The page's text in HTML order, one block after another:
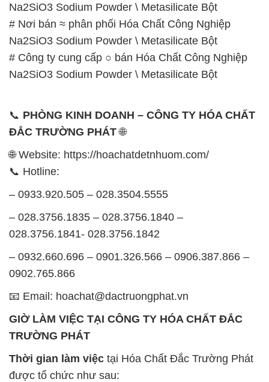
Na2SiO3 Sodium Powder \ Metasilicate Bột
# Nơi bán ≈ phân phối Hóa Chất Công Nghiệp
Na2SiO3 Sodium Powder \ Metasilicate Bột
# Công ty cung cấp ○ bán Hóa Chất Công Nghiệp
Na2SiO3 Sodium Powder \ Metasilicate Bột
📞 PHÒNG KINH DOANH – CÔNG TY HÓA CHẤT
ĐẮC TRƯỜNG PHÁT🌐
🌐 Website: https://hoachatdetnhuom.com/
📞 Hotline:
– 0933.920.505 – 028.3504.5555
– 028.3756.1835 – 028.3756.1840 –
028.3756.1841- 028.3756.1842
– 0932.660.696 – 0901.326.566 – 0906.387.866 –
0902.765.866
📧 Email: hoachat@dactruongphat.vn
GIỜ LÀM VIỆC TẠI CÔNG TY HÓA CHẤT ĐẮC
TRƯỜNG PHÁT
Thời gian làm việc tại Hóa Chất Đắc Trường Phát
được tổ chức như sau: